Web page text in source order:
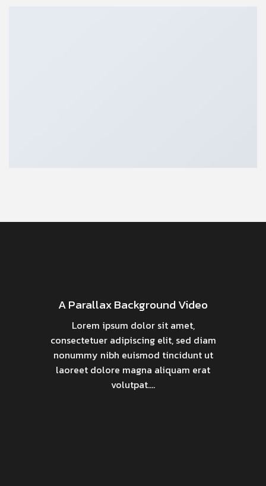
A Parallax Background Video
Lorem ipsum dolor sit amet,
consectetuer adipiscing elit, sed diam
nonummy nibh euismod tincidunt ut
laoreet dolore magna aliquam erat
volutpat….